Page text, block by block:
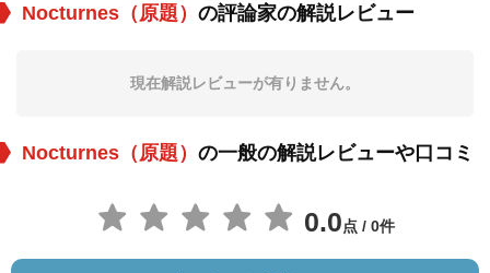
Nocturnes（原題） の評論家の解説レビュー
現在解説レビューが有りません。
Nocturnes（原題） の一般の解説レビューや口コミ
0.0点 / 0件